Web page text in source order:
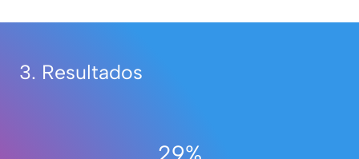
3. Resultados
34%